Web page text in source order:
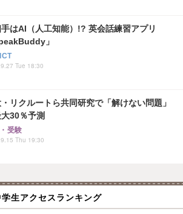
手はAI（人工知能）!? 英会話練習アプリ
」
Tue 18:30
リクルートら共同研究で「解けない問題」
30％予測
受験
Thu 19:30
学生アクセスランキング